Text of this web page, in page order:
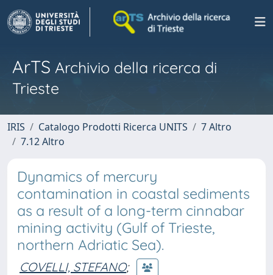
ArTS Archivio della ricerca di
Trieste
IRIS Catalogo Prodotti Ricerca UNITS
7 Altro
7.12 Altro
Dynamics of mercury
contamination in coastal sediments
as a result of a long-term cinnabar
mining activity (Gulf of Trieste,
northern Adriatic Sea).
COVELLI, STEFANO;